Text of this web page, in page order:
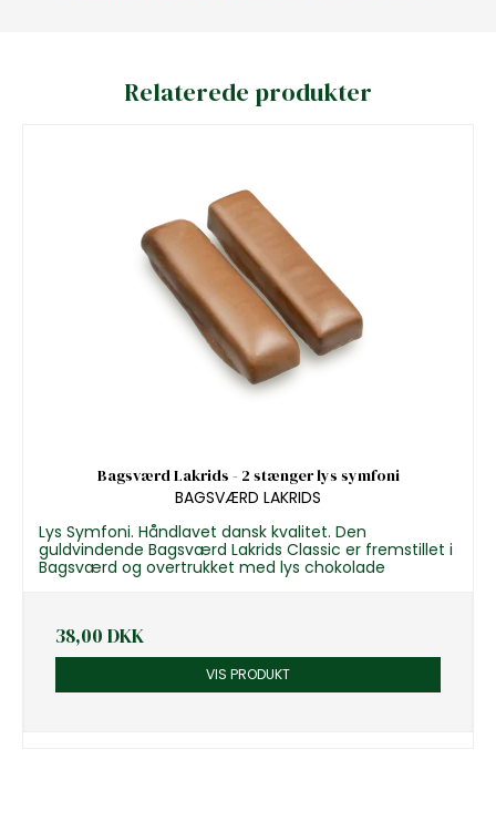
Relaterede produkter
Bagsværd Lakrids - 2 stænger lys symfoni
BAGSVÆRD LAKRIDS
Lys Symfoni. Håndlavet dansk kvalitet. Den
guldvindende Bagsværd Lakrids Classic er fremstillet i
Bagsværd og overtrukket med lys chokolade
38,00 DKK
VIS PRODUKT